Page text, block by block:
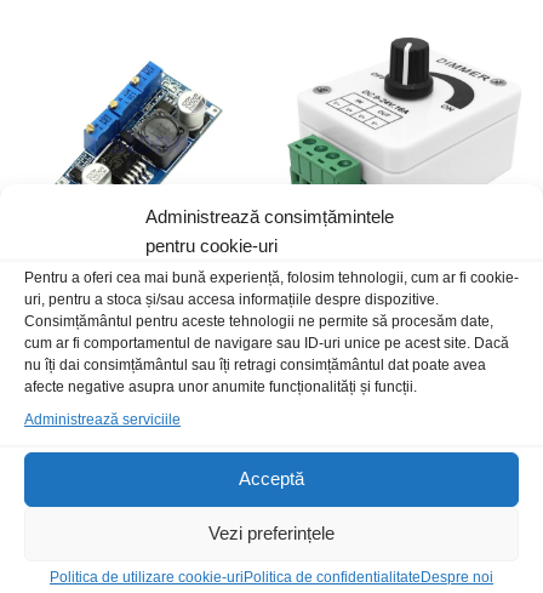
Administrează consimțămintele
pentru cookie-uri
Pentru a oferi cea mai bună experiență, folosim tehnologii, cum ar fi cookie-
uri, pentru a stoca și/sau accesa informațiile despre dispozitive.
Consimțământul pentru aceste tehnologii ne permite să procesăm date,
cum ar fi comportamentul de navigare sau ID-uri unice pe acest site. Dacă
nu îți dai consimțământul sau îți retragi consimțământul dat poate avea
afecte negative asupra unor anumite funcționalități și funcții.
Administrează serviciile
Acceptă
Vezi preferințele
Politica de utilizare cookie-uriPolitica de confidentialitateDespre noi
Convertor DC-DC 4-40V 1.25-
37V 3A step down CC CV
15,00lei/Buc
Variator tensiune LED 16A 9-
24Vdc
80,00lei/Buc